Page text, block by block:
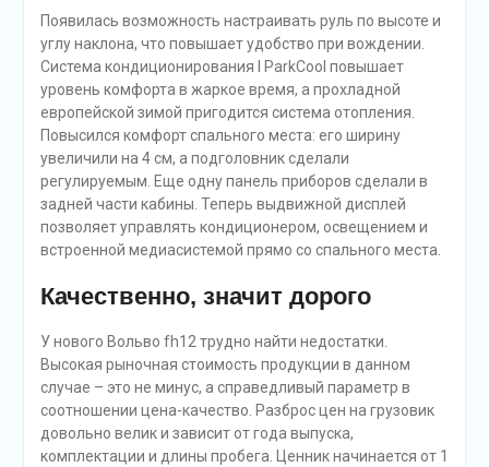
Появилась возможность настраивать руль по высоте и
углу наклона, что повышает удобство при вождении.
Система кондиционирования I ParkCool повышает
уровень комфорта в жаркое время, а прохладной
европейской зимой пригодится система отопления.
Повысился комфорт спального места: его ширину
увеличили на 4 см, а подголовник сделали
регулируемым. Еще одну панель приборов сделали в
задней части кабины. Теперь выдвижной дисплей
позволяет управлять кондиционером, освещением и
встроенной медиасистемой прямо со спального места.
Качественно, значит дорого
У нового Вольво fh12 трудно найти недостатки.
Высокая рыночная стоимость продукции в данном
случае – это не минус, а справедливый параметр в
соотношении цена-качество. Разброс цен на грузовик
довольно велик и зависит от года выпуска,
комплектации и длины пробега. Ценник начинается от 1